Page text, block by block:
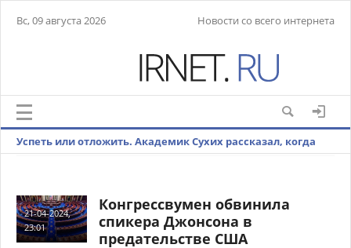
Вс, 09 августа 2026 Новости со всего интернета
Успеть или отложить. Академик Сухих рассказал, когда
21-04-2024,
23:01
Конгрессвумен обвинила
спикера Джонсона в
предательстве США